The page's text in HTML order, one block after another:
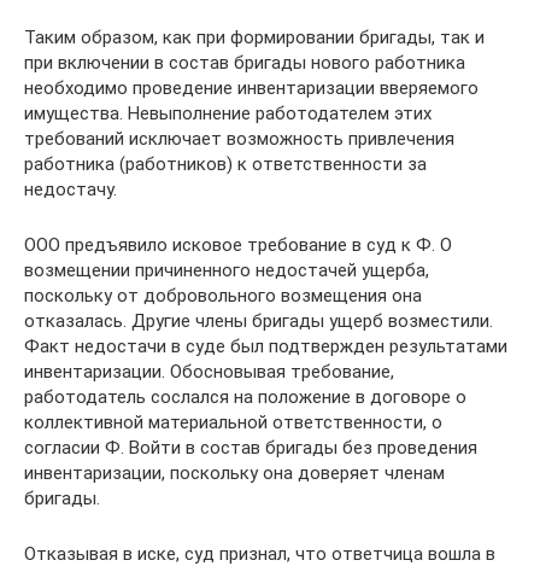
Таким образом, как при формировании бригады, так и
при включении в состав бригады нового работника
необходимо проведение инвентаризации вверяемого
имущества. Невыполнение работодателем этих
требований исключает возможность привлечения
работника (работников) к ответственности за
недостачу.
ООО предъявило исковое требование в суд к Ф. О
возмещении причиненного недостачей ущерба,
поскольку от добровольного возмещения она
отказалась. Другие члены бригады ущерб возместили.
Факт недостачи в суде был подтвержден результатами
инвентаризации. Обосновывая требование,
работодатель сослался на положение в договоре о
коллективной материальной ответственности, о
согласии Ф. Войти в состав бригады без проведения
инвентаризации, поскольку она доверяет членам
бригады.
Отказывая в иске, суд признал, что ответчица вошла в